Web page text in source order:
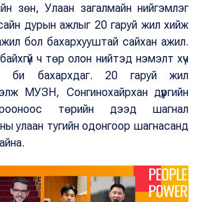
зөн, Улаан загалмайн нийгэмлэг
дурын ажлыг 20 гаруй жил хийж
бол бахархууштай сайхан ажил.
ч төр олон нийтэд нэмэлт хүч
би бахархдаг. 20 гаруй жил
МУЗН, Сонгинохайрхан дүүргийн
төрийн дээд шагнал
улаан тугийн одонгоор шагнасанд